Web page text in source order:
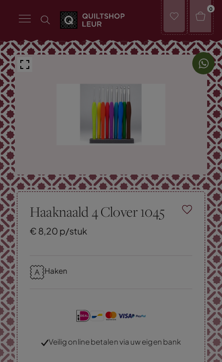
0
Haaknaald 4 Clover 1045
€ 8,20 p/stuk
Haken
Veilig online betalen via uw eigen bank